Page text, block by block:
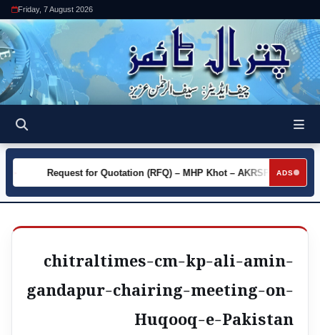
Friday, 7 August 2026
ADS
►
Request for Quotation (RFQ) – MHP Khot – AKRSP
chitraltimes-cm-kp-ali-amin-
gandapur-chairing-meeting-on-
Huqooq-e-Pakistan